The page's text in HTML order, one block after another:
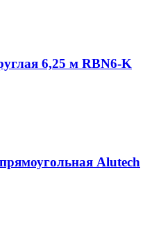
6,25 м RBN6-K
Alutech